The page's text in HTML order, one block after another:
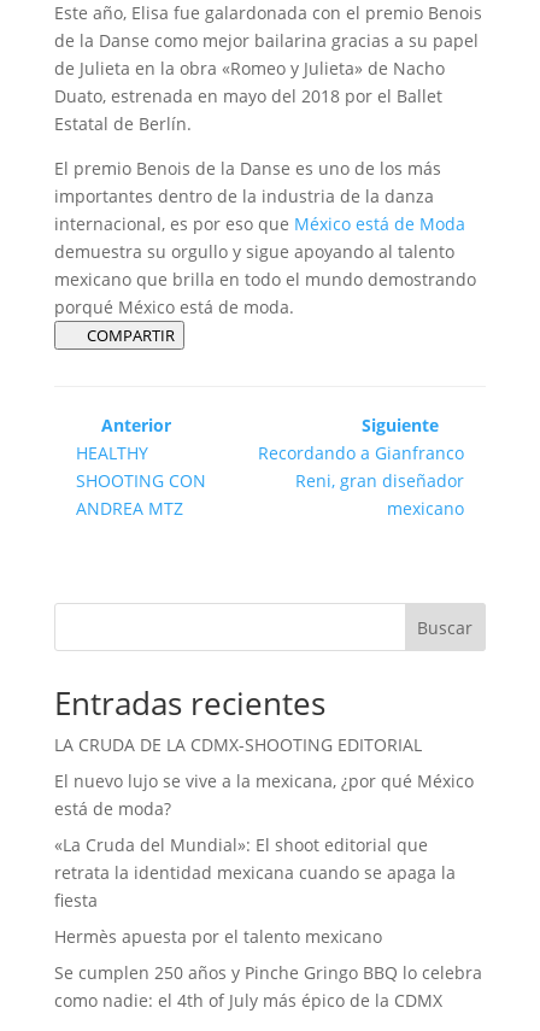
Este año, Elisa fue galardonada con el premio Benois
de la Danse como mejor bailarina gracias a su papel
de Julieta en la obra «Romeo y Julieta» de Nacho
Duato, estrenada en mayo del 2018 por el Ballet
Estatal de Berlín.
El premio Benois de la Danse es uno de los más
importantes dentro de la industria de la danza
internacional, es por eso que México está de Moda
demuestra su orgullo y sigue apoyando al talento
mexicano que brilla en todo el mundo demostrando
porqué México está de moda.
COMPARTIR
Anterior
HEALTHY
SHOOTING CON
ANDREA MTZ
Siguiente
Recordando a Gianfranco
Reni, gran diseñador
mexicano
Buscar
Entradas recientes
LA CRUDA DE LA CDMX-SHOOTING EDITORIAL
El nuevo lujo se vive a la mexicana, ¿por qué México
está de moda?
«La Cruda del Mundial»: El shoot editorial que
retrata la identidad mexicana cuando se apaga la
fiesta
Hermès apuesta por el talento mexicano
Se cumplen 250 años y Pinche Gringo BBQ lo celebra
como nadie: el 4th of July más épico de la CDMX